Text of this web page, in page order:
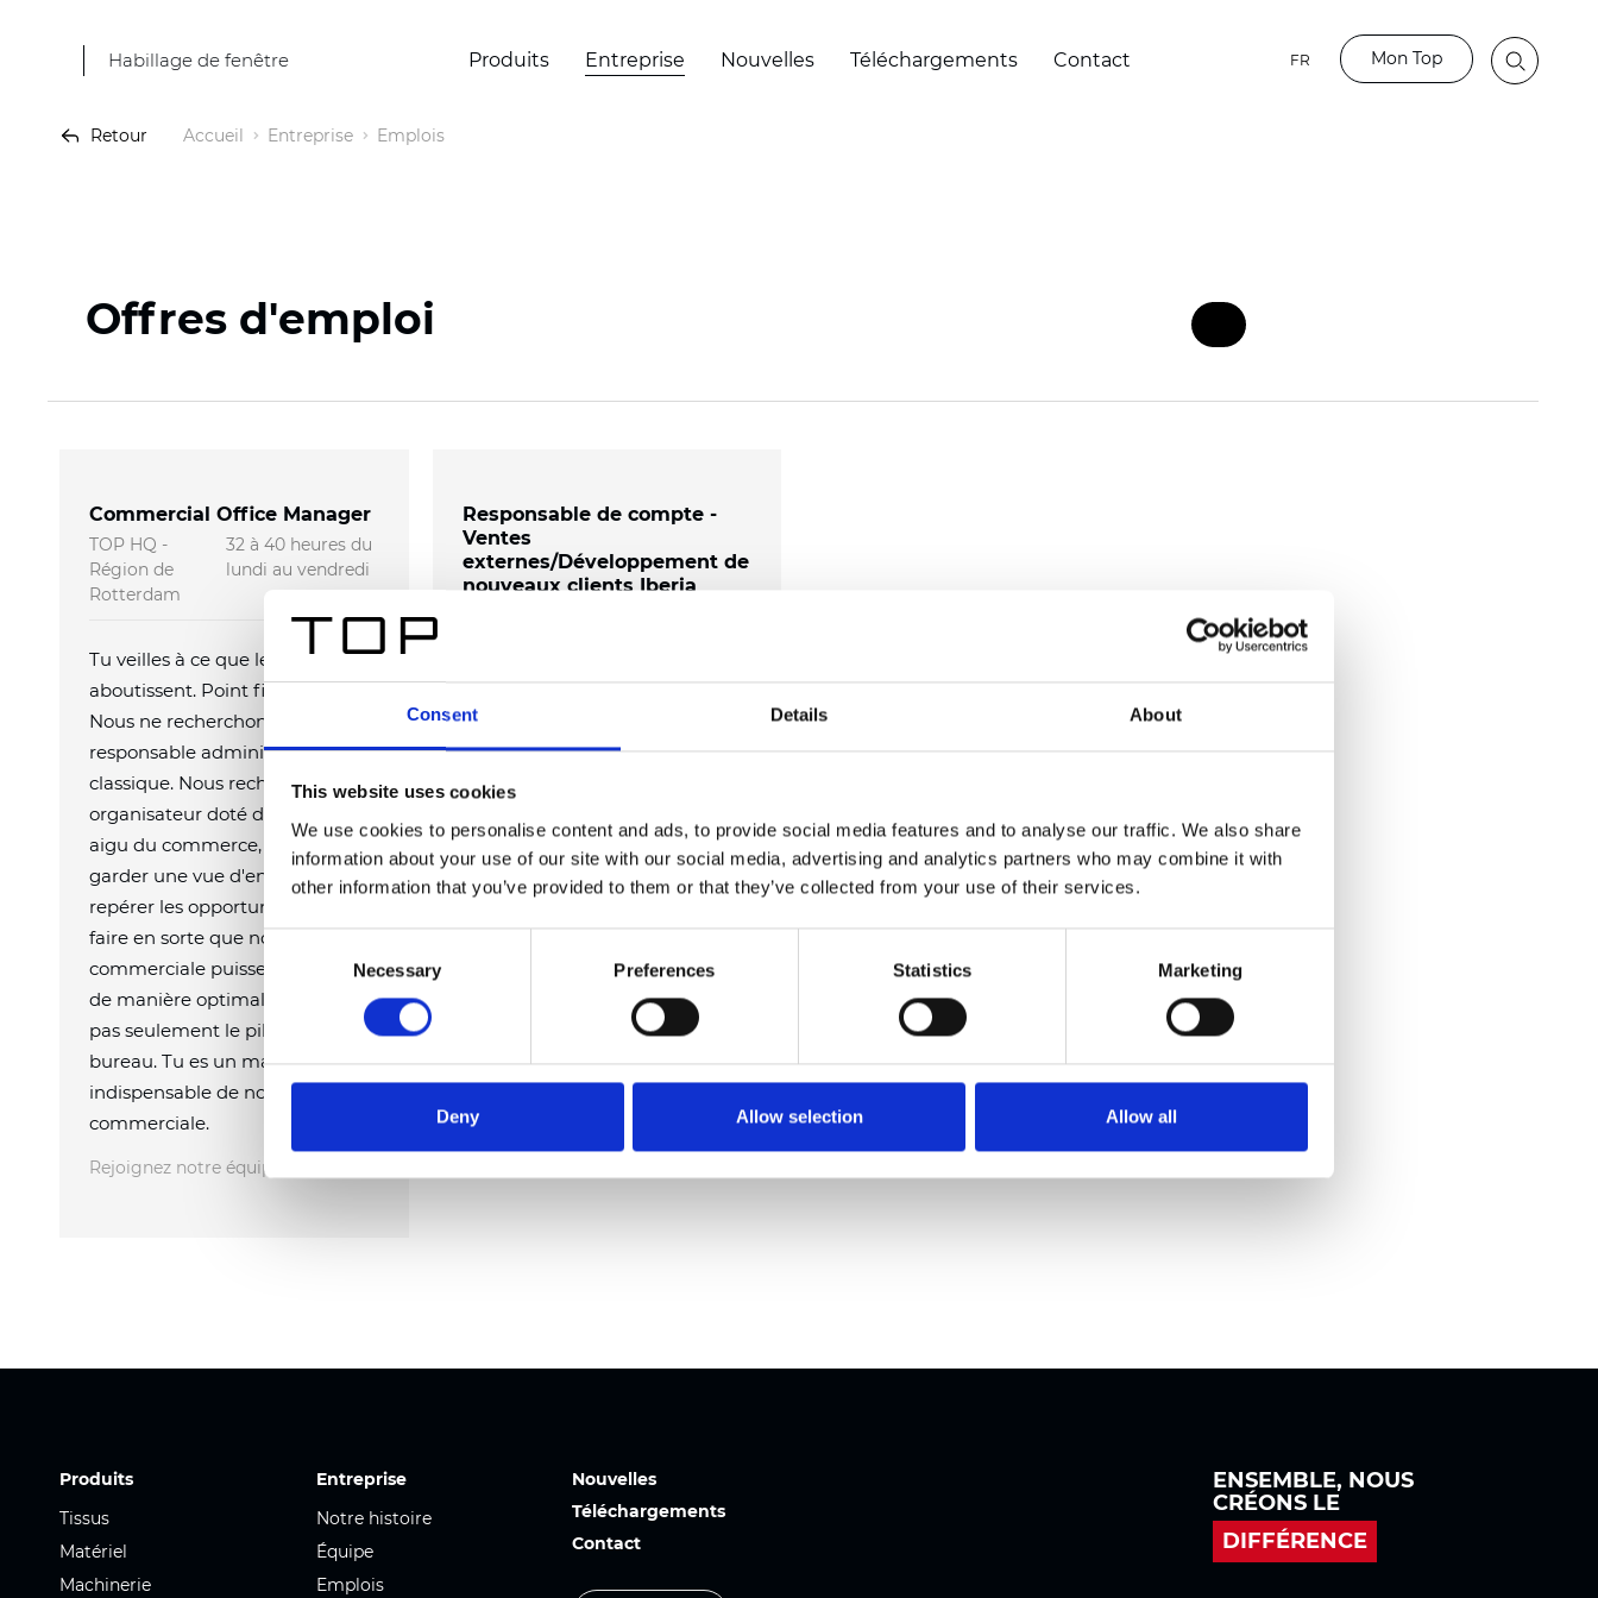
Consent Details About
This website uses cookies
We use cookies to personalise content and ads, to provide social media features and to analyse our traffic. We also share
information about your use of our site with our social media, advertising and analytics partners who may combine it with
other information that you’ve provided to them or that they’ve collected from your use of their services.
Consent
Selection
Necessary Preferences Statistics Marketing
Deny Allow selection Allow all
Habillage de fenêtre Produits Entreprise Nouvelles Téléchargements Contact FR Mon Top
Retour Accueil Entreprise Emplois
Offres d'emploi
Commercial Office Manager
TOP HQ -
Région de
Rotterdam
32 à 40 heures du
lundi au vendredi
Tu veilles à ce que les contrats
aboutissent. Point final.
Nous ne recherchons pas un
responsable administratif
classique. Nous recherchons un
organisateur doté d'un sens
aigu du commerce, capable de
garder une vue d'ensemble, de
repérer les opportunités et de
faire en sorte que notre équipe
commerciale puisse fonctionner
de manière optimale. Tu n'es
pas seulement le pilier du
bureau. Tu es un maillon
indispensable de notre machine
commerciale.
Rejoignez notre équipe
Responsable de compte -
Ventes
externes/Développement de
nouveaux clients Iberia
Ce n’est pas un poste de vente
typique. Vous serez à l’avant-
garde de notre croissance :
nouveaux marchés et avoir un
réel impact à travers le Espagne
et Portugal.
Produits
Tissus
Matériel
Machinerie
Entreprise
Notre histoire
Équipe
Emplois
Nouvelles
Téléchargements
Contact
ENSEMBLE, NOUS
CRÉONS LE
DIFFÉRENCE